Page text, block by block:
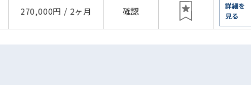
270,000円 / 2ヶ月 確認
詳細を
見る